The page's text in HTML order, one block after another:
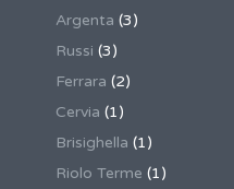
Argenta (3)
Russi (3)
Ferrara (2)
Cervia (1)
Brisighella (1)
Riolo Terme (1)